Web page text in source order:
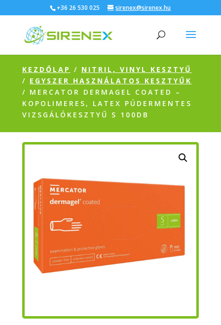
+36 26 530 025 sirenex@sirenex.hu
KEZDŐLAP / NITRIL, VINYL KESZTYŰ
/ EGYSZER HASZNÁLATOS KESZTYŰK
/ MERCATOR DERMAGEL COATED –
KOPOLIMERES, LATEX PÚDERMENTES
VIZSGÁLÓKESZTYŰ S 100DB